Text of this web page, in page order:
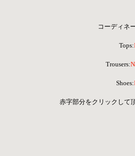
コーディネ
Tops:
Trousers:
Shoes:
赤字部分をクリックして